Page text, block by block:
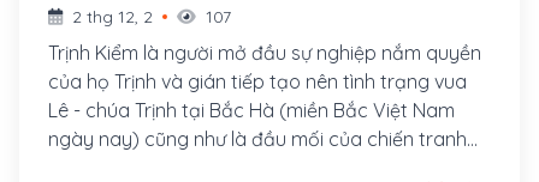
2 thg 12, 2 107
Trịnh Kiểm là người mở đầu sự nghiệp nắm quyền
của họ Trịnh và gián tiếp tạo nên tình trạng vua
Lê - chúa Trịnh tại Bắc Hà (miền Bắc Việt Nam
ngày nay) cũng như là đầu mối của chiến tranh